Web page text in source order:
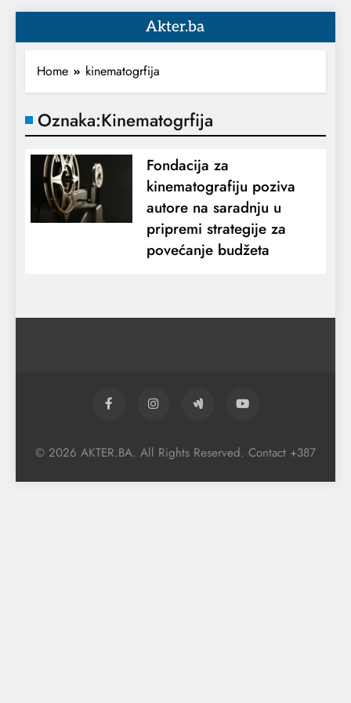
Akter.ba
Home kinematogrfija
Oznaka:Kinematogrfija
Fondacija za
kinematografiju poziva
autore na saradnju u
pripremi strategije za
povećanje budžeta
© 2026 AKTER.BA. All Rights Reserved. Contact +387